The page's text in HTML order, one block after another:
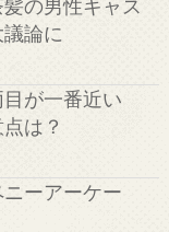
の男性キャス
論に
が一番近い
は？
ーアーケー